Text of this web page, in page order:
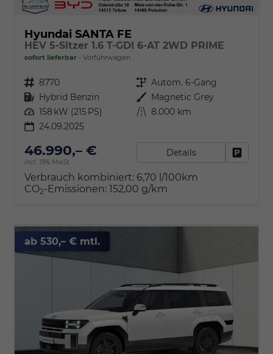
Hyundai SANTA FE
HEV 5-Sitzer 1.6 T-GDI 6-AT 2WD PRIME
sofort lieferbar Vorführwagen
Fahrzeugnr. 8770 Getriebe Autom. 6-Gang
Kraftstoff Hybrid Benzin Außenfarbe Magnetic Grey
Leistung 158 kW (215 PS) Kilometerstand 8.000 km
24.09.2025
46.990,– €
incl. 19% MwSt.
Details
Verbrauch kombiniert: 6,70 l/100km
CO2-Emissionen: 152,00 g/km
ab 530,– € mtl.